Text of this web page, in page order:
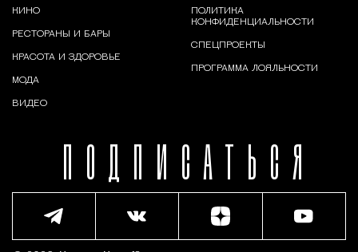
ПОДПИСАТЬСЯ
КИНО
РЕСТОРАНЫ И БАРЫ
КРАСОТА И ЗДОРОВЬЕ
МОДА
ВИДЕО
ПОЛИТИКА
КОНФИДЕНЦИАЛЬНОСТИ
СПЕЦПРОЕКТЫ
ПРОГРАММА ЛОЯЛЬНОСТИ